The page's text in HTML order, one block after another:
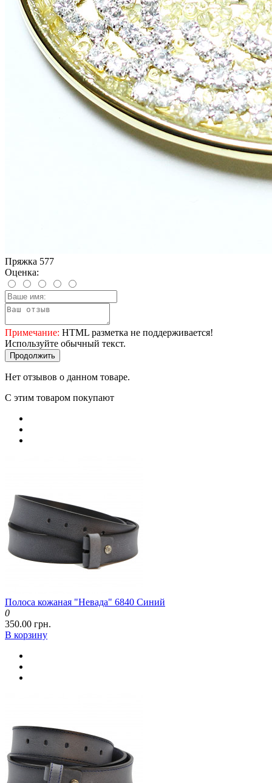
Пряжка 577
Оценка:
Примечание: HTML разметка не поддерживается!
Используйте обычный текст.
Продолжить
Нет отзывов о данном товаре.
С этим товаром покупают
Полоса кожаная "Невада" 6840 Синий
0
350.00 грн.
В корзину